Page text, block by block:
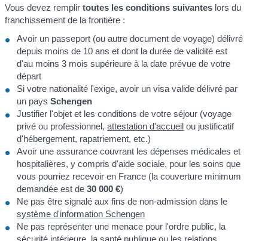
Vous devez remplirtoutes les conditions suivantes lors du
franchissement de la frontière :
Avoir un passeport (ou autre document de voyage) délivré
depuis moins de 10 ans et dont la durée de validité est
d'au moins 3 mois supérieure à la date prévue de votre
départ
Si votre nationalité l'exige, avoir un visa valide délivré par
un paysSchengen
Justifier l'objet et les conditions de votre séjour (voyage
privé ou professionnel,attestation d'accueil ou justificatif
d'hébergement, rapatriement, etc.)
Avoir une assurance couvrant les dépenses médicales et
hospitalières, y compris d'aide sociale, pour les soins que
vous pourriez recevoir en France (la couverture minimum
demandée est de30 000 €)
Ne pas être signalé aux fins de non-admission dans le
système d'information Schengen
Ne pas représenter une menace pour l'ordre public, la